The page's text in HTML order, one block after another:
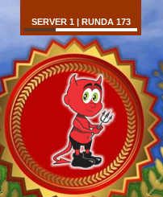
SERVER 1 | RUNDA 173